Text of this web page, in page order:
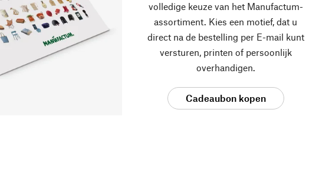
volledige keuze van het Manufactum-
assortiment. Kies een motief, dat u
direct na de bestelling per E-mail kunt
versturen, printen of persoonlijk
overhandigen.
Cadeaubon kopen